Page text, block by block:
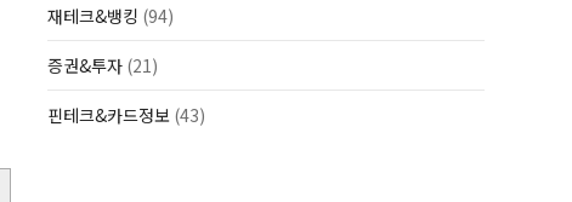
재테크&뱅킹 (94)
증권&투자 (21)
핀테크&카드정보 (43)